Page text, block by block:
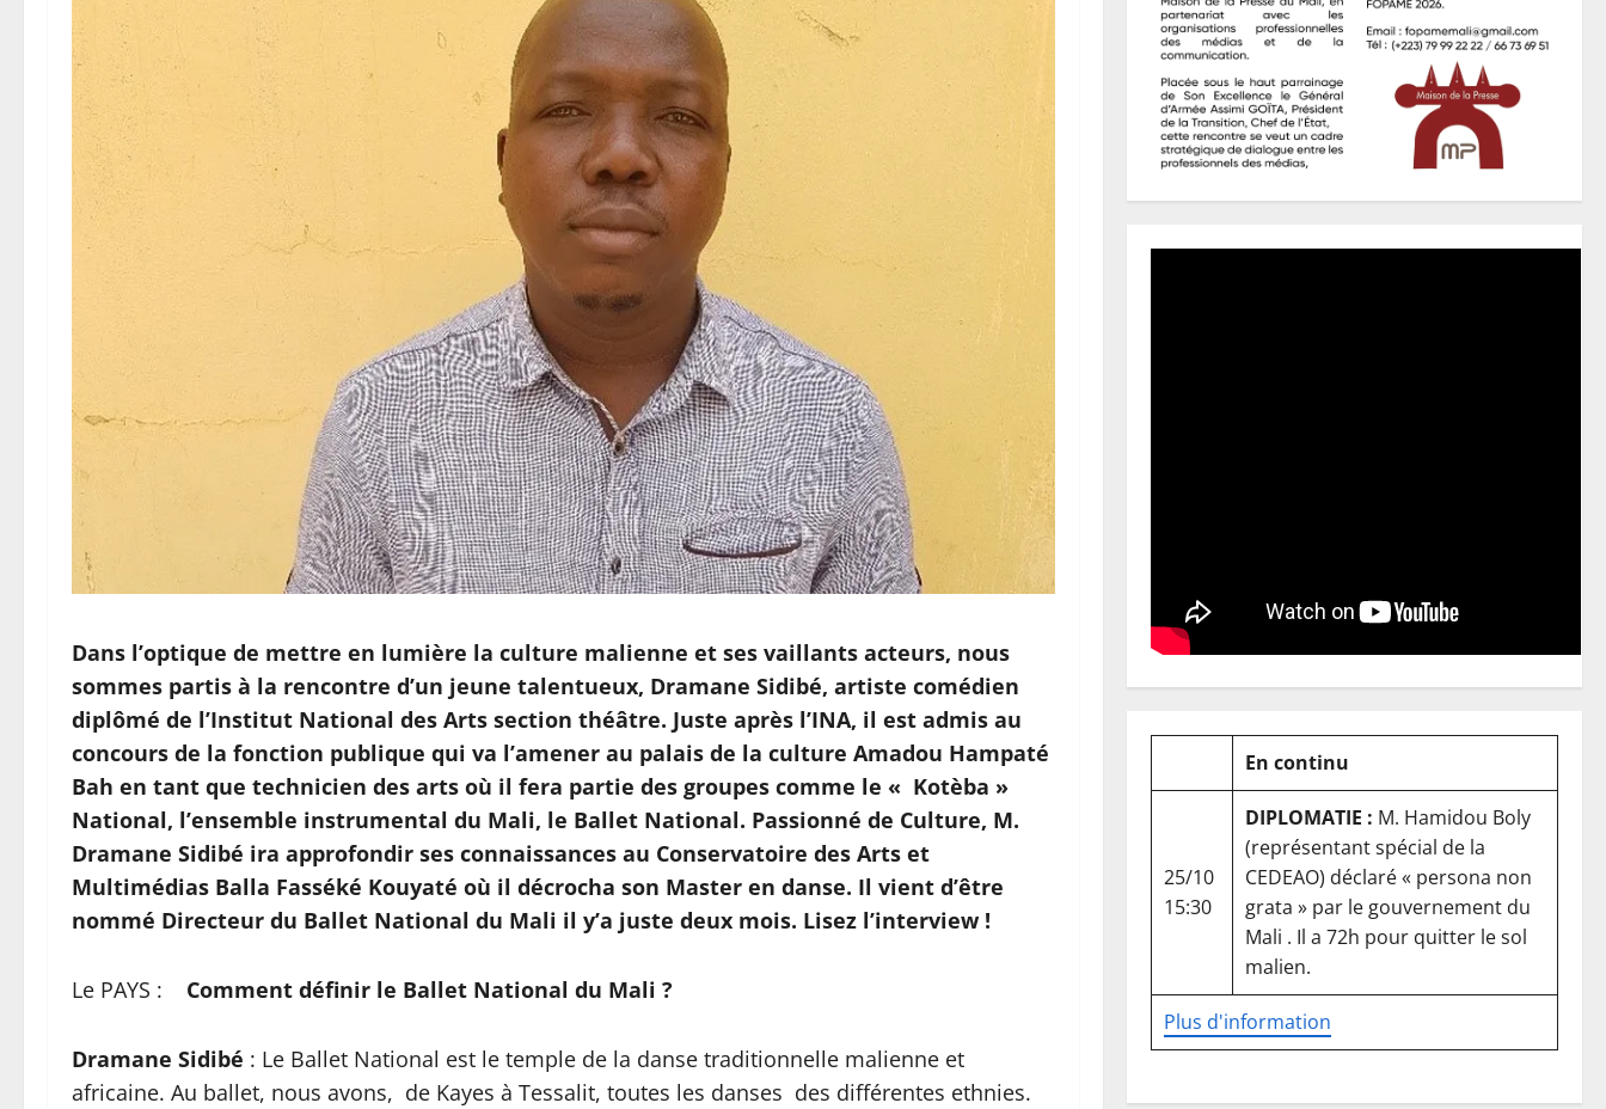
Dans l’optique de mettre en lumière la culture malienne et ses vaillants acteurs, nous
sommes partis à la rencontre d’un jeune talentueux, Dramane Sidibé, artiste comédien
diplômé de l’Institut National des Arts section théâtre. Juste après l’INA, il est admis au
concours de la fonction publique qui va l’amener au palais de la culture Amadou Hampaté
Bah en tant que technicien des arts où il fera partie des groupes comme le « Kotèba »
National, l’ensemble instrumental du Mali, le Ballet National. Passionné de Culture, M.
Dramane Sidibé ira approfondir ses connaissances au Conservatoire des Arts et
Multimédias Balla Fasséké Kouyaté où il décrocha son Master en danse. Il vient d’être
nommé Directeur du Ballet National du Mali il y’a juste deux mois. Lisez l’interview !
Le PAYS : Comment définir le Ballet National du Mali ?
Dramane Sidibé : Le Ballet National est le temple de la danse traditionnelle malienne et
africaine. Au ballet, nous avons, de Kayes à Tessalit, toutes les danses des différentes ethnies.
En continu
Plus d'information
25/10
15:30
DIPLOMATIE : M. Hamidou Boly
(représentant spécial de la
CEDEAO) déclaré « persona non
grata » par le gouvernement du
Mali . Il a 72h pour quitter le sol
malien.